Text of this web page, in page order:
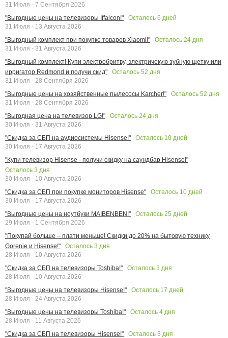
31 Июля - 7 Сентября 2026
"Выгодные цены на телевизоры Iffalcon!"
Осталось 6 дней
31 Июля - 13 Августа 2026
"Выгодный комплект при покупке товаров Xiaomi!"
Осталось 24 дня
31 Июля - 31 Августа 2026
"Выгодный комплект! Купи электробритву, электричекую зубную щетку или
ирригатор Redmond и получи скид"
Осталось 52 дня
31 Июля - 28 Сентября 2026
"Выгодные цены на хозяйственные пылесосы Karcher!"
Осталось 52 дня
31 Июля - 28 Сентября 2026
"Выгодная цена на телевизор LG!"
Осталось 24 дня
30 Июля - 31 Августа 2026
"Скидка за СБП на аудиосистемы Hisense!"
Осталось 10 дней
30 Июля - 17 Августа 2026
"Купи телевизор Hisense - получи скидку на саундбар Hisense!"
Осталось 3 дня
30 Июля - 10 Августа 2026
"Скидка за СБП при покупке мониторов Hisense"
Осталось 10 дней
30 Июля - 17 Августа 2026
"Выгодные цены на ноутбуки MAIBENBEN!"
Осталось 25 дней
29 Июля - 1 Сентября 2026
"Покупай больше – плати меньше! Скидки до 20% на бытовую технику
Gorenje и Hisense!"
Осталось 3 дня
28 Июля - 10 Августа 2026
"Скидка за СБП на телевизоры Toshiba!"
Осталось 3 дня
28 Июля - 10 Августа 2026
"Выгодные цены на телевизоры Hisense!"
Осталось 17 дней
28 Июля - 24 Августа 2026
"Выгодные цены на телевизоры Toshiba!"
Осталось 4 дня
28 Июля - 11 Августа 2026
"Скидка за СБП на телевизоры Hisense!"
Осталось 3 дня